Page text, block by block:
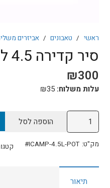
ראשי / טאבונים / אביזרים
סיר קדירה 4.5 ליטר
₪300
עלות משלוח: ₪35
כמות
של
סיר
4.5
ליטר
הוספה לסל
מק"ט: ICAMP-4.5L-POT#
תיאור